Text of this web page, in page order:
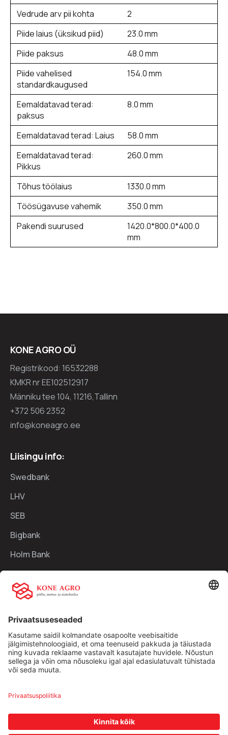
Vedrude arv pii kohta
2
Piide laius (üksikud piid)
23.0 mm
Piide paksus
48.0 mm
Piide vahelised
standardkaugused
154.0 mm
Eemaldatavad terad:
paksus
8.0 mm
Eemaldatavad terad: Laius
58.0 mm
Eemaldatavad terad:
Pikkus
260.0 mm
Tõhus töölaius
1330.0 mm
Töösügavuse vahemik
350.0 mm
Pakendi suurused
1420.0*800.0*400.0
mm
KONE AGRO OÜ
Registrikood: 16532288
KMKR nr EE102512917
Männiku tee 104, 11216,Tallinn
+372 506 2352
info@koneagro.ee
Liisingu info:
Swedbank
LHV
SEB
Bigbank
Holm Bank
Kiirlingid:
Traktorid
Kasutatud tehnika
Kontakt
Müügitingimused|Privaatsuspoliitika